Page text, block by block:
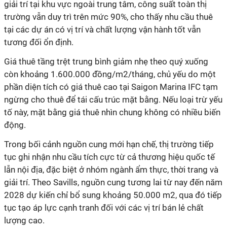
giải trí tại khu vực ngoài trung tâm, công suất toàn thị
trường vẫn duy trì trên mức 90%, cho thấy nhu cầu thuê
tại các dự án có vị trí và chất lượng vận hành tốt vẫn
tương đối ổn định.
Giá thuê tầng trệt trung bình giảm nhẹ theo quý xuống
còn khoảng 1.600.000 đồng/m2/tháng, chủ yếu do một
phần diện tích có giá thuê cao tại Saigon Marina IFC tạm
ngừng cho thuê để tái cấu trúc mặt bằng. Nếu loại trừ yếu
tố này, mặt bằng giá thuê nhìn chung không có nhiều biến
động.
Trong bối cảnh nguồn cung mới hạn chế, thị trường tiếp
tục ghi nhận nhu cầu tích cực từ cả thương hiệu quốc tế
lẫn nội địa, đặc biệt ở nhóm ngành ẩm thực, thời trang và
giải trí. Theo Savills, nguồn cung tương lai từ nay đến năm
2028 dự kiến chỉ bổ sung khoảng 50.000 m2, qua đó tiếp
tục tạo áp lực cạnh tranh đối với các vị trí bán lẻ chất
lượng cao.